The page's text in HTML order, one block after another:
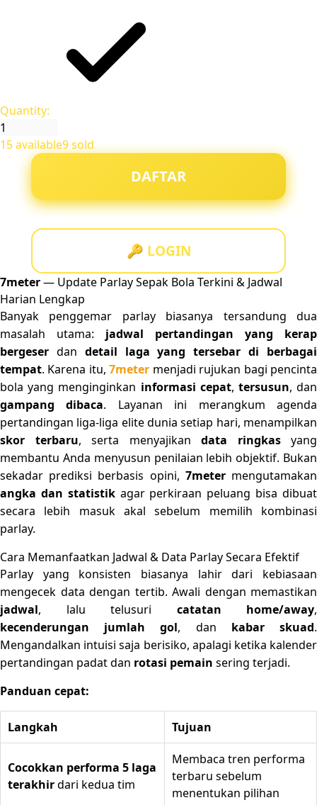
Quantity:
15 available9 sold
DAFTAR
🔑 LOGIN
7meter— Update Parlay Sepak Bola Terkini & Jadwal
Harian Lengkap
Banyak penggemar parlay biasanya tersandung dua
masalah utama: jadwal pertandingan yang kerap
bergeser dan detail laga yang tersebar di berbagai
tempat. Karena itu,7meter menjadi rujukan bagi pencinta
bola yang menginginkan informasi cepat, tersusun, dan
gampang dibaca. Layanan ini merangkum agenda
pertandingan liga-liga elite dunia setiap hari, menampilkan
skor terbaru, serta menyajikan data ringkasyang
membantu Anda menyusun penilaian lebih objektif. Bukan
sekadar prediksi berbasis opini, 7metermengutamakan
angka dan statistikagar perkiraan peluang bisa dibuat
secara lebih masuk akal sebelum memilih kombinasi
parlay.
Cara Memanfaatkan Jadwal & Data Parlay Secara Efektif
Parlay yang konsisten biasanya lahir dari kebiasaan
mengecek data dengan tertib. Awali dengan memastikan
jadwal, lalu telusuri catatan home/away,
kecenderungan jumlah gol, dan kabar skuad.
Mengandalkan intuisi saja berisiko, apalagi ketika kalender
pertandingan padat dan rotasi pemain sering terjadi.
Panduan cepat:
Langkah Tujuan
Cocokkan performa 5 laga
terakhirdari kedua tim
Membaca tren performa
terbaru sebelum
menentukan pilihan